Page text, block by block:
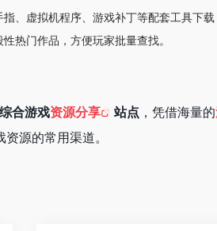
、虚拟机程序、游戏补丁等配套工具下载
热门作品，方便玩家批量查找。
合游戏资源分享 站点 ，凭借海量的
源的常用渠道。